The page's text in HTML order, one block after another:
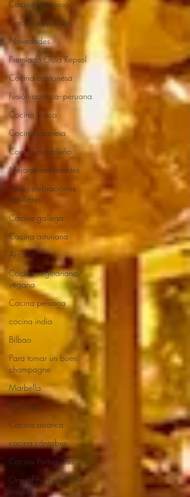
Cocina japonesa
Cocina mejicana
Novedades
Premiado Guía Repsol
Cocina cantonesa
Fusión asiática- peruana
Cocina vasca
Cocina libanesa
Cocido madrileño
Mejores restaurantes
Para celebraciones
familiares
Cocina gallega
Cocina asturiana
Arroces
Cocina vegetariana/
vegana
Cocina peruana
cocina india
Bilbao
Para tomar un buen
champagne
Marbella
Menorca
Cocina asiática
cocina cántabra
Cocina Portuguesa
One of the best of the
world